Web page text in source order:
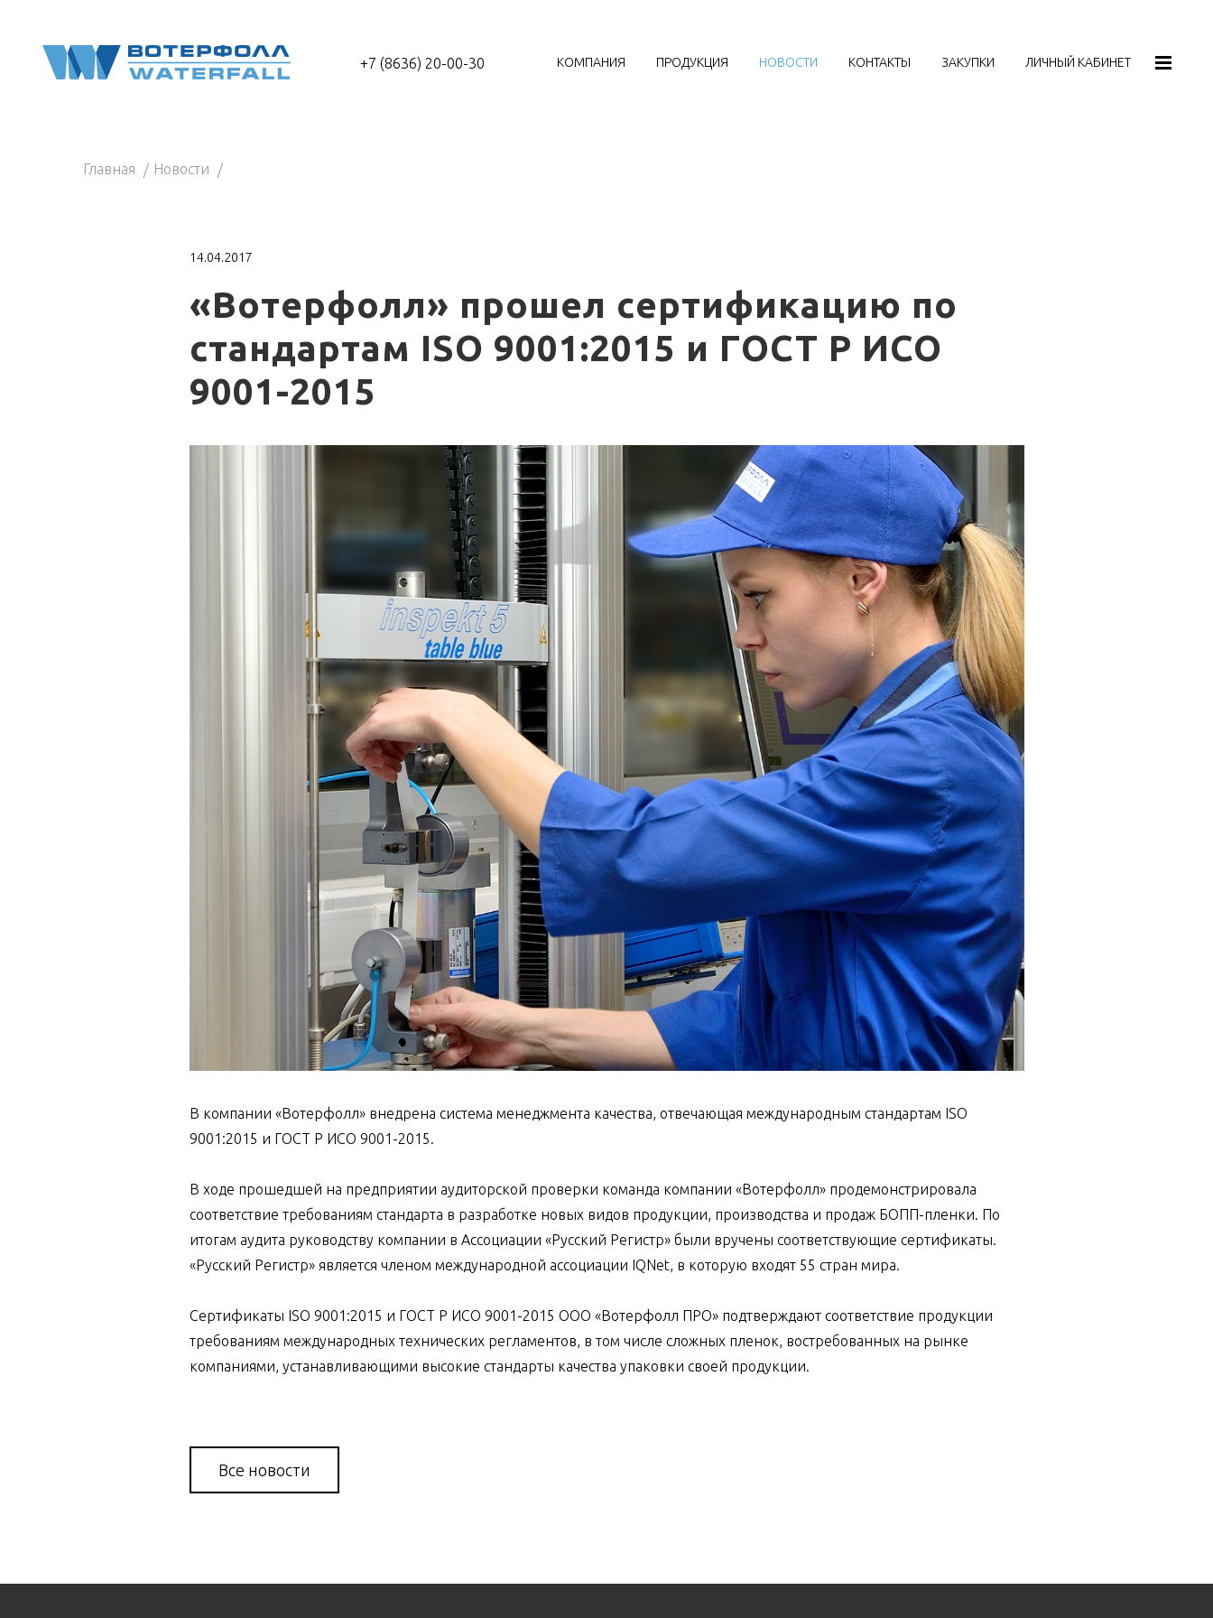
+7 (8636) 20-00-30 КОМПАНИЯ ПРОДУКЦИЯ НОВОСТИ КОНТАКТЫ ЗАКУПКИ ЛИЧНЫЙ КАБИНЕТ
Главная Новости
14.04.2017
«Вотерфолл» прошел сертификацию по
стандартам ISO 9001:2015 и ГОСТ Р ИСО
9001-2015
В компании «Вотерфолл» внедрена система менеджмента качества, отвечающая международным стандартам ISO
9001:2015 и ГОСТ Р ИСО 9001-2015.
В ходе прошедшей на предприятии аудиторской проверки команда компании «Вотерфолл» продемонстрировала
соответствие требованиям стандарта в разработке новых видов продукции, производства и продаж БОПП-пленки. По
итогам аудита руководству компании в Ассоциации «Русский Регистр» были вручены соответствующие сертификаты.
«Русский Регистр» является членом международной ассоциации IQNet, в которую входят 55 стран мира.
Сертификаты ISO 9001:2015 и ГОСТ Р ИСО 9001-2015 ООО «Вотерфолл ПРО» подтверждают соответствие продукции
требованиям международных технических регламентов, в том числе сложных пленок, востребованных на рынке
компаниями, устанавливающими высокие стандарты качества упаковки своей продукции.
Все новости